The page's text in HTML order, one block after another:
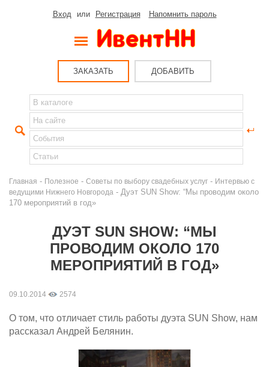
Вход или Регистрация Напомнить пароль
ЗАКАЗАТЬ ДОБАВИТЬ
Главная - Полезное - Советы по выбору свадебных услуг - Интервью с
ведущими Нижнего Новгорода - Дуэт SUN Show: “Мы проводим около
170 мероприятий в год»
ДУЭТ SUN SHOW: “МЫ
ПРОВОДИМ ОКОЛО 170
МЕРОПРИЯТИЙ В ГОД»
09.10.2014 2574
О том, что отличает стиль работы дуэта SUN Show, нам
рассказал Андрей Белянин.